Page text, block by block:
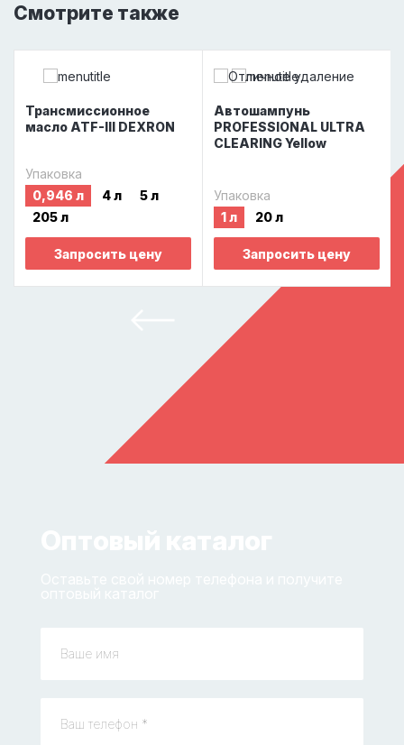
Смотрите также
Трансмиссионное
масло ATF-III DEXRON
Упаковка
0,946 л
4 л
5 л
205 л
Запросить цену
Автошампунь
PROFESSIONAL ULTRA
CLEARING Yellow
Упаковка
1 л
20 л
Запросить цену